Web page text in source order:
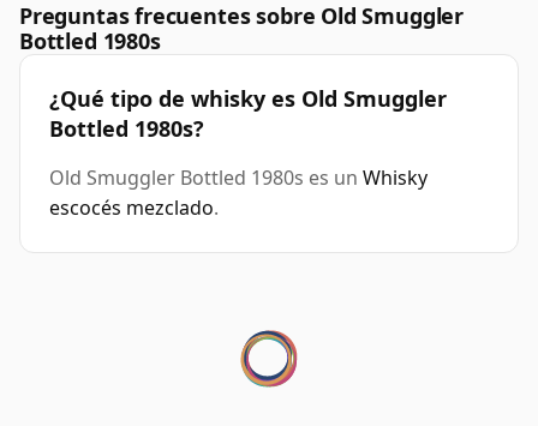
Preguntas frecuentes sobre Old Smuggler
Bottled 1980s
¿Qué tipo de whisky es Old Smuggler
Bottled 1980s?
Old Smuggler Bottled 1980s es un Whisky
escocés mezclado.